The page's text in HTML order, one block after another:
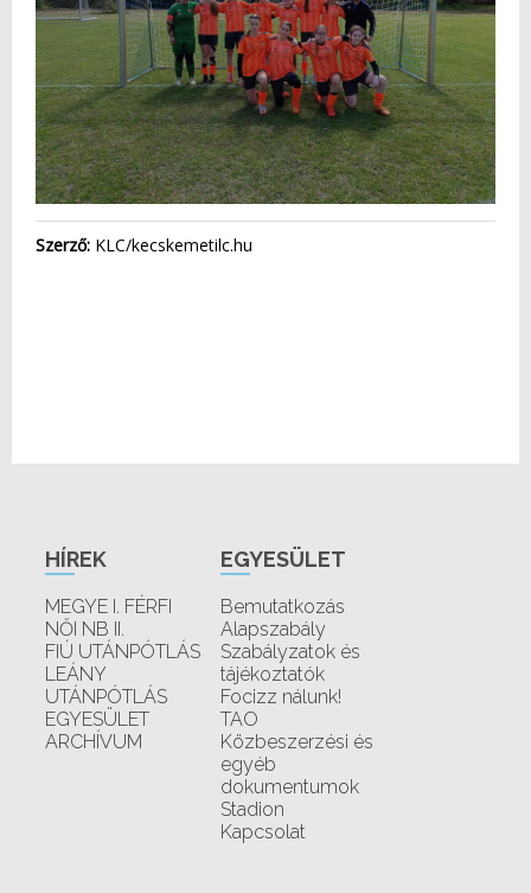
Szerző: KLC/kecskemetilc.hu
HÍREK
MEGYE I. FÉRFI
NŐI NB II.
FIÚ UTÁNPÓTLÁS
LEÁNY
UTÁNPÓTLÁS
EGYESÜLET
ARCHÍVUM
EGYESÜLET
Bemutatkozás
Alapszabály
Szabályzatok és
tájékoztatók
Focizz nálunk!
TAO
Közbeszerzési és
egyéb
dokumentumok
Stadion
Kapcsolat